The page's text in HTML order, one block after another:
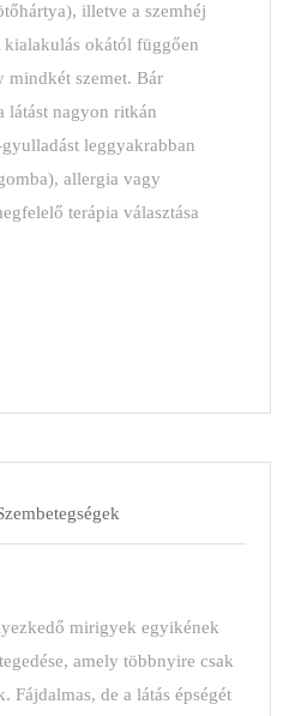
illetve a szemhéj
okától függően
mindkét szemet. Bár
látást nagyon ritkán
leggyakrabban
allergia vagy
terápia választása
mirigyek egyikének
amely többnyire csak
Fájdalmas, de a látás épségét